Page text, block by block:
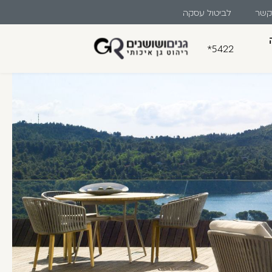
קשר לביטול עסקה
*5422
ליהנות מהיתרונות של משתמש רשום